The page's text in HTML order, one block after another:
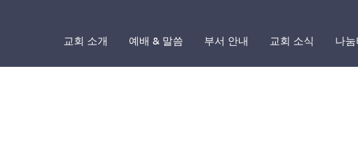
교회 소개 예배 & 말씀 부서 안내 교회 소식 나눔